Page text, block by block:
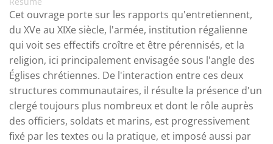
Cet ouvrage porte sur les rapports qu'entretiennent,
du XVe au XIXe siècle, l'armée, institution régalienne
qui voit ses effectifs croître et être pérennisés, et la
religion, ici principalement envisagée sous l'angle des
Églises chrétiennes. De l'interaction entre ces deux
structures communautaires, il résulte la présence d'un
clergé toujours plus nombreux et dont le rôle auprès
des officiers, soldats et marins, est progressivement
fixé par les textes ou la pratique, et imposé aussi par